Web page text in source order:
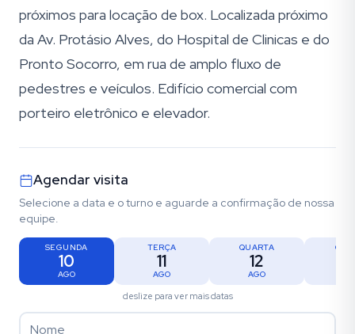
próximos para locação de box. Localizada próximo
da Av. Protásio Alves, do Hospital de Clinicas e do
Pronto Socorro, em rua de amplo fluxo de
pedestres e veículos. Edifício comercial com
porteiro eletrônico e elevador.
Agendar visita
Selecione a data e o turno e aguarde a confirmação de nossa
equipe.
SEGUNDA
10
AGO
TERÇA
11
AGO
QUARTA
12
AGO
deslize para ver mais datas